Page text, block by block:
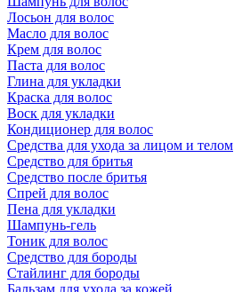
Лосьон для волос
Масло для волос
Крем для волос
Паста для волос
Глина для укладки
Краска для волос
Воск для укладки
Кондиционер для волос
Средства для ухода за лицом и телом
Средство для бритья
Средство после бритья
Спрей для волос
Пена для укладки
Шампунь-гель
Тоник для волос
Средство для бороды
Стайлинг для бороды
Бальзам для ухода за кожей